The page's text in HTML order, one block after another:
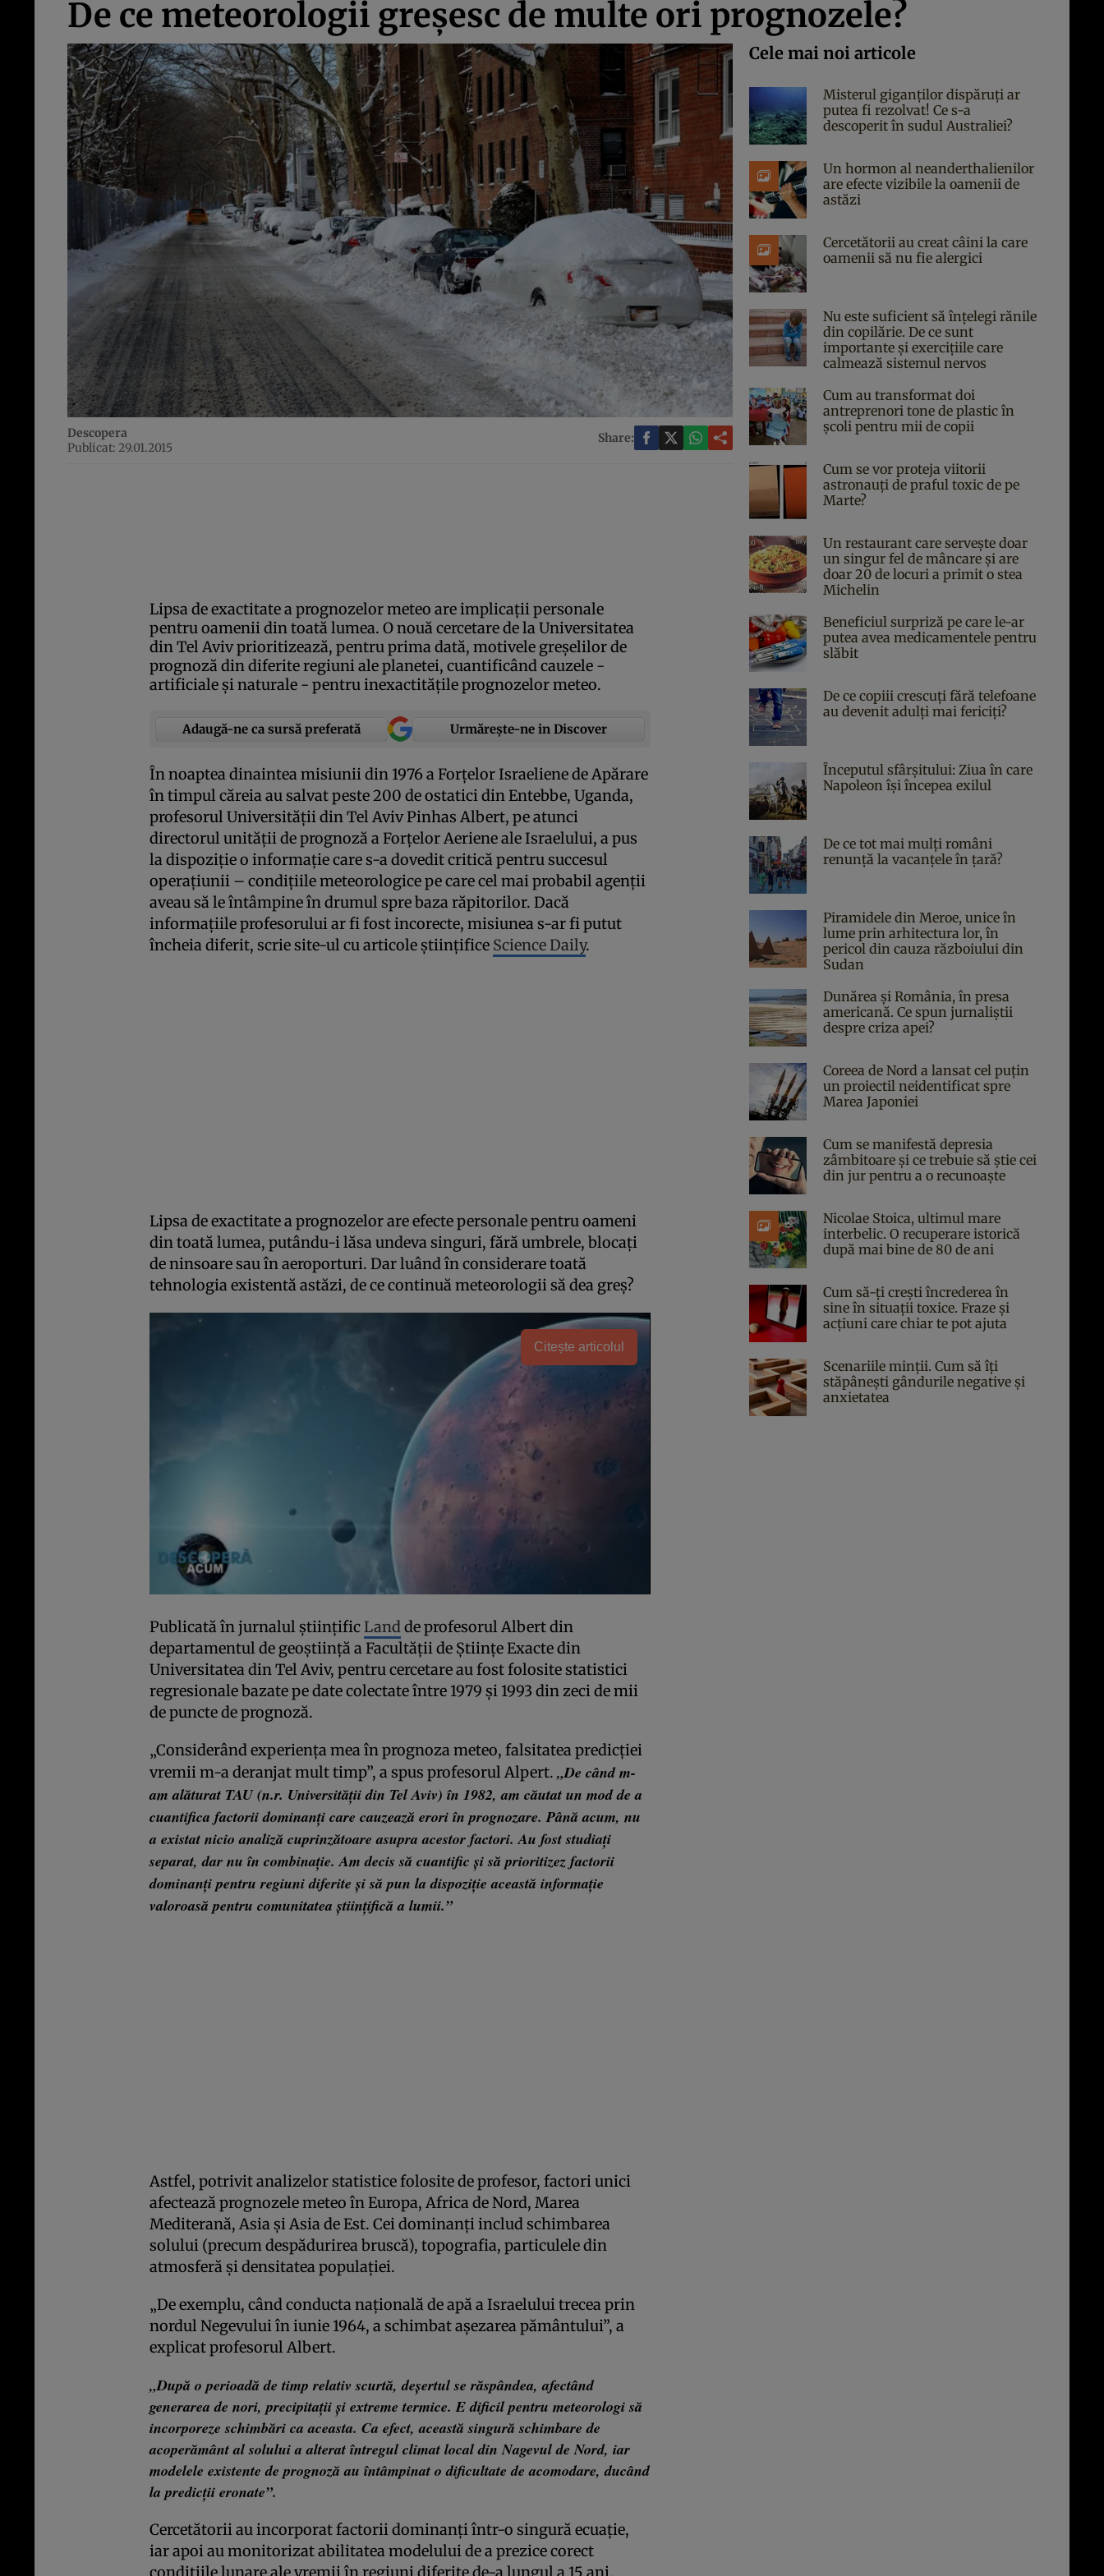
De ce meteorologii greşesc de multe ori prognozele?
Descopera
Publicat: 29.01.2015
Share:
Lipsa de exactitate a prognozelor meteo are implicaţii personale
pentru oamenii din toată lumea. O nouă cercetare de la Universitatea
din Tel Aviv prioritizează, pentru prima dată, motivele greşelilor de
prognoză din diferite regiuni ale planetei, cuantificând cauzele -
artificiale şi naturale - pentru inexactităţile prognozelor meteo.
Adaugă-ne ca sursă preferată Urmărește-ne in Discover
În noaptea dinaintea misiunii din 1976 a Forţelor Israeliene de Apărare
în timpul căreia au salvat peste 200 de ostatici din Entebbe, Uganda,
profesorul Universităţii din Tel Aviv Pinhas Albert, pe atunci
directorul unităţii de prognoză a Forţelor Aeriene ale Israelului, a pus
la dispoziţie o informaţie care s-a dovedit critică pentru succesul
operaţiunii – condiţiile meteorologice pe care cel mai probabil agenţii
aveau să le întâmpine în drumul spre baza răpitorilor. Dacă
informaţiile profesorului ar fi fost incorecte, misiunea s-ar fi putut
încheia diferit, scrie site-ul cu articole ştiinţifice Science Daily.
Lipsa de exactitate a prognozelor are efecte personale pentru oameni
din toată lumea, putându-i lăsa undeva singuri, fără umbrele, blocaţi
de ninsoare sau în aeroporturi. Dar luând în considerare toată
tehnologia existentă astăzi, de ce continuă meteorologii să dea greş?
Citește articolul
Publicată în jurnalul ştiinţificLandde profesorul Albert din
departamentul de geoştiinţă a Facultăţii de Ştiinţe Exacte din
Universitatea din Tel Aviv, pentru cercetare au fost folosite statistici
regresionale bazate pe date colectate între 1979 şi 1993 din zeci de mii
de puncte de prognoză.
„Considerând experienţa mea în prognoza meteo, falsitatea predicţiei
vremii m-a deranjat mult timp”, a spus profesorul Alpert. „De când m-
am alăturat TAU (n.r. Universităţii din Tel Aviv) în 1982, am căutat un mod de a
cuantifica factorii dominanţi care cauzează erori în prognozare. Până acum, nu
a existat nicio analiză cuprinzătoare asupra acestor factori. Au fost studiaţi
separat, dar nu în combinaţie. Am decis să cuantific şi să prioritizez factorii
dominanţi pentru regiuni diferite şi să pun la dispoziţie această informaţie
valoroasă pentru comunitatea ştiinţifică a lumii.”
Astfel, potrivit analizelor statistice folosite de profesor, factori unici
afectează prognozele meteo în Europa, Africa de Nord, Marea
Mediterană, Asia şi Asia de Est. Cei dominanţi includ schimbarea
solului (precum despădurirea bruscă), topografia, particulele din
atmosferă şi densitatea populaţiei.
„De exemplu, când conducta naţională de apă a Israelului trecea prin
nordul Negevului în iunie 1964, a schimbat aşezarea pământului”, a
explicat profesorul Albert.
„După o perioadă de timp relativ scurtă, deşertul se răspândea, afectând
generarea de nori, precipitaţii şi extreme termice. E dificil pentru meteorologi să
incorporeze schimbări ca aceasta. Ca efect, această singură schimbare de
acoperământ al solului a alterat întregul climat local din Nagevul de Nord, iar
modelele existente de prognoză au întâmpinat o dificultate de acomodare, ducând
la predicţii eronate”.
Cercetătorii au incorporat factorii dominanţi într-o singură ecuaţie,
iar apoi au monitorizat abilitatea modelului de a prezice corect
Cele mai noi articole
Misterul giganților dispăruți ar
putea fi rezolvat! Ce s-a
descoperit în sudul Australiei?
Un hormon al neanderthalienilor
are efecte vizibile la oamenii de
astăzi
Cercetătorii au creat câini la care
oamenii să nu fie alergici
Nu este suficient să înțelegi rănile
din copilărie. De ce sunt
importante și exercițiile care
calmează sistemul nervos
Cum au transformat doi
antreprenori tone de plastic în
școli pentru mii de copii
Cum se vor proteja viitorii
astronauți de praful toxic de pe
Marte?
Un restaurant care servește doar
un singur fel de mâncare și are
doar 20 de locuri a primit o stea
Michelin
Beneficiul surpriză pe care le-ar
putea avea medicamentele pentru
slăbit
De ce copiii crescuți fără telefoane
au devenit adulți mai fericiți?
Începutul sfârşitului: Ziua în care
Napoleon îşi începea exilul
De ce tot mai mulți români
renunță la vacanțele în țară?
Piramidele din Meroe, unice în
lume prin arhitectura lor, în
pericol din cauza războiului din
Sudan
Dunărea și România, în presa
americană. Ce spun jurnaliștii
despre criza apei?
Coreea de Nord a lansat cel puțin
un proiectil neidentificat spre
Marea Japoniei
Cum se manifestă depresia
zâmbitoare și ce trebuie să știe cei
din jur pentru a o recunoaște
Nicolae Stoica, ultimul mare
interbelic. O recuperare istorică
după mai bine de 80 de ani
Cum să-ți crești încrederea în
sine în situații toxice. Fraze și
acțiuni care chiar te pot ajuta
Scenariile minții. Cum să îți
stăpânești gândurile negative și
anxietatea